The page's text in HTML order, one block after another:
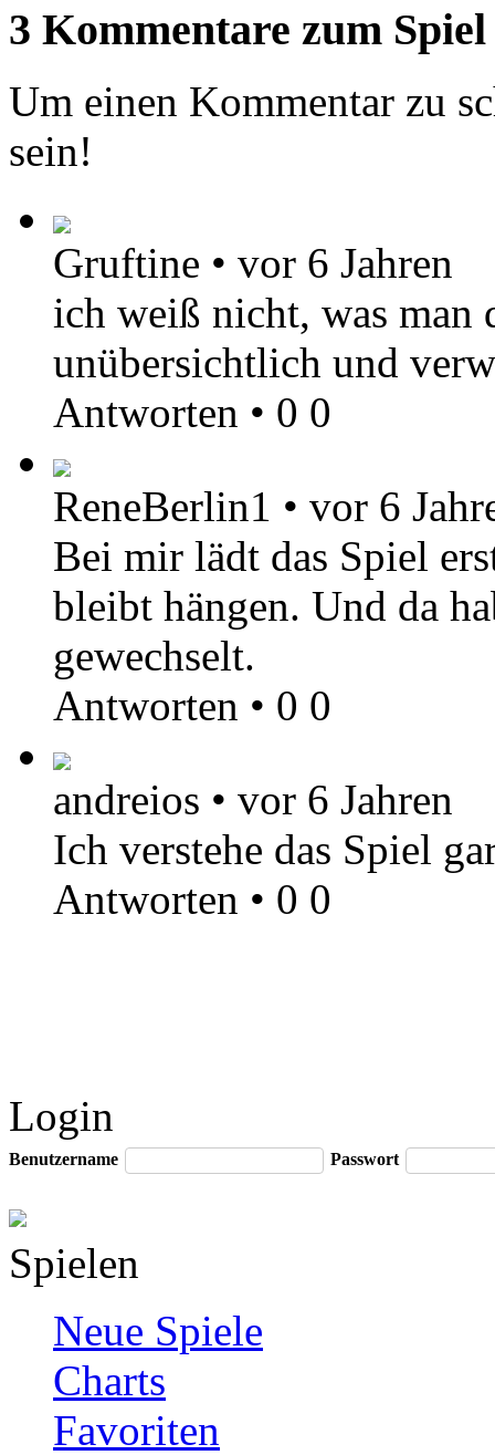
3 Kommentare zum Spiel
Um einen Kommentar zu
sein!
Gruftine • vor 6 Jahren
ich weiß nicht, was man
unübersichtlich und
Antworten • 0 0
ReneBerlin1 • vor 6
Bei mir lädt das Spiel
bleibt hängen. Und da
gewechselt.
Antworten • 0 0
andreios • vor 6 Jahren
Ich verstehe das Spiel
Antworten • 0 0
Login
Benutzername Passwort
Spielen
Neue Spiele
Charts
Favoriten